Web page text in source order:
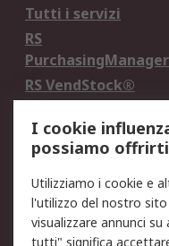
Tutti i servizi
RS
RS VendStock®
Legale
Informativa Cookie
Email Security
I cookie
possiamo
Utilizziamo i cookie e
l'utilizzo del nostro
visualizzare annunci
tutti" significa